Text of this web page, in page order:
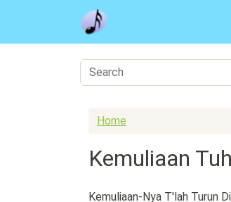
Skip to main content
Home
Kemuliaan
Kemuliaan-Nya T'lah Turun